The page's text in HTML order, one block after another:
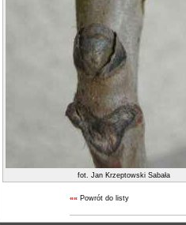
fot. Jan Krzeptowski Sabała
«« Powrót do listy